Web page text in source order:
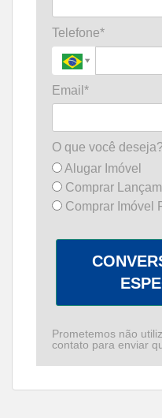
Telefone*
Email*
O que você
Alugar Imóvel
Comprar
Comprar Imóvel
Prometemos não
contato para enviar